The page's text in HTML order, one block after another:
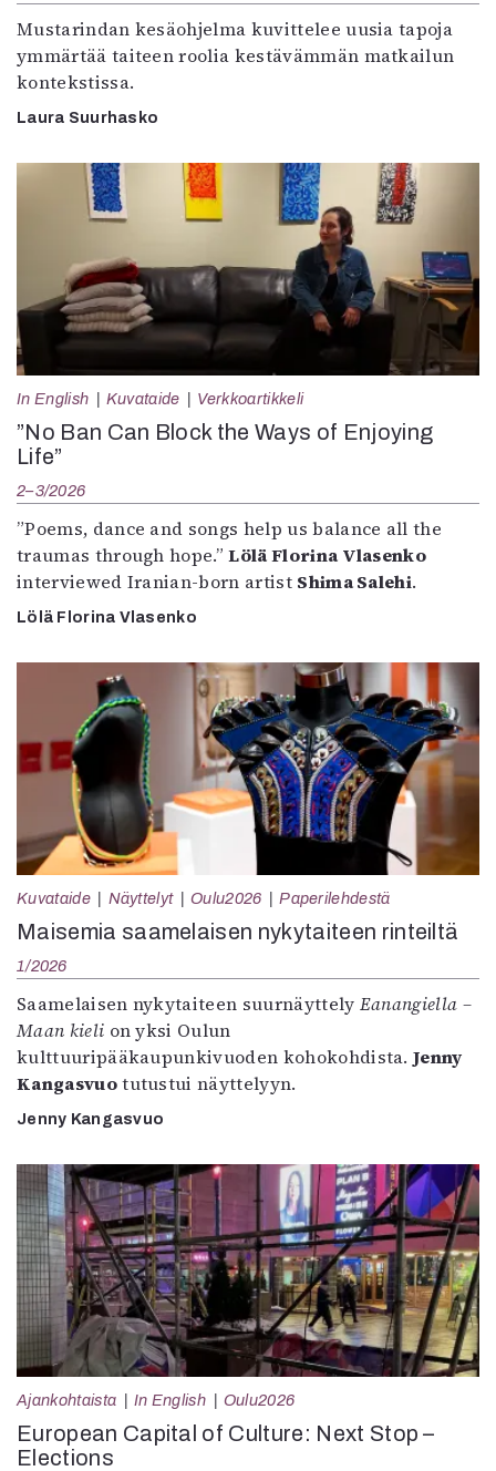
Mustarindan kesäohjelma kuvittelee uusia tapoja
ymmärtää taiteen roolia kestävämmän matkailun
kontekstissa.
Laura Suurhasko
In English Kuvataide Verkkoartikkeli
”No Ban Can Block the Ways of Enjoying
Life”
2–3/2026
”Poems, dance and songs help us balance all the
traumas through hope.”Lölä Florina Vlasenko
interviewed Iranian-born artist Shima Salehi.
Lölä Florina Vlasenko
Kuvataide Näyttelyt Oulu2026 Paperilehdestä
Maisemia saamelaisen nykytaiteen rinteiltä
1/2026
Saamelaisen nykytaiteen suurnäyttely Eanangiella –
Maan kieli on yksi Oulun
kulttuuripääkaupunkivuoden kohokohdista.Jenny
Kangasvuotutustui näyttelyyn.
Jenny Kangasvuo
Ajankohtaista In English Oulu2026
European Capital of Culture: Next Stop –
Elections